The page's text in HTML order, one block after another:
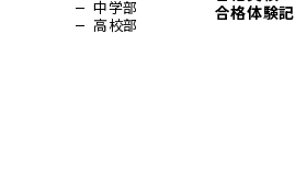
中学部
高校部
合格体験記